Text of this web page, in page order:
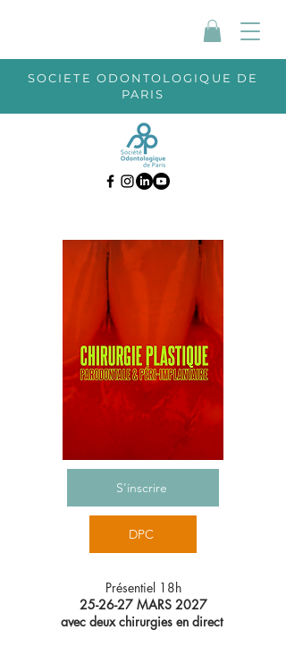
SOCIETE ODONTOLOGIQUE DE
PARIS
S'inscrire
DPC
Présentiel 18h
25-26-27 MARS 2027
avec deux chirurgies en direct